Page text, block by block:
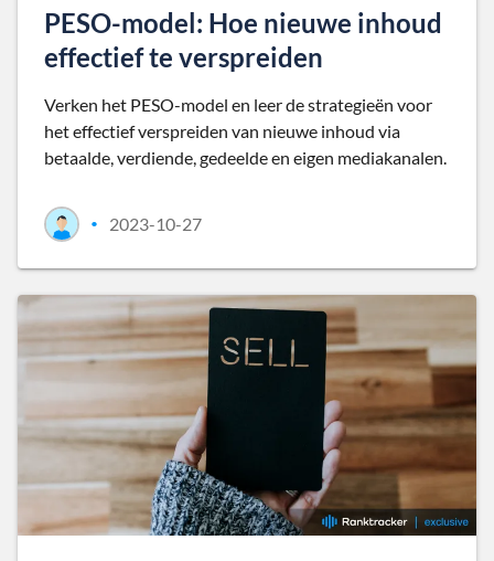
PESO-model: Hoe nieuwe inhoud
effectief te verspreiden
Verken het PESO-model en leer de strategieën voor
het effectief verspreiden van nieuwe inhoud via
betaalde, verdiende, gedeelde en eigen mediakanalen.
• 2023-10-27